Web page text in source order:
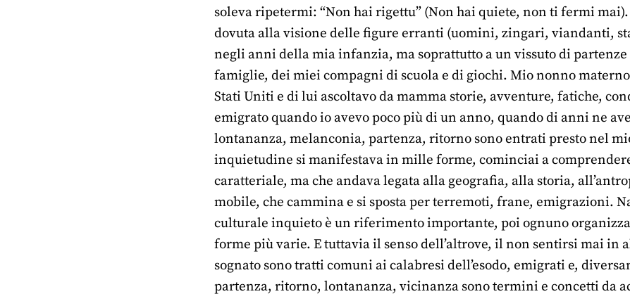
soleva ripetermi: “Non hai rigettu” (Non hai quiete, non ti fermi
dovuta alla visione delle figure erranti (uomini, zingari, viandanti,
negli anni della mia infanzia, ma soprattutto a un vissuto di
famiglie, dei miei compagni di scuola e di giochi. Mio nonno
Stati Uniti e di lui ascoltavo da mamma storie, avventure, fatiche,
emigrato quando io avevo poco più di un anno, quando di anni ne
lontananza, melanconia, partenza, ritorno sono entrati presto nel
inquietudine si manifestava in mille forme, cominciai a
caratteriale, ma che andava legata alla geografia, alla storia,
mobile, che cammina e si sposta per terremoti, frane, emigrazioni.
culturale inquieto è un riferimento importante, poi ognuno
forme più varie. E tuttavia il senso dell’altrove, il non sentirsi mai in
sognato sono tratti comuni ai calabresi dell’esodo, emigrati e,
partenza, ritorno, lontananza, vicinanza sono termini e concetti da